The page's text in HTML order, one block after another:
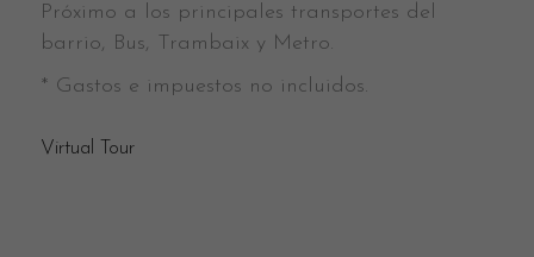
Próximo a los principales transportes del
barrio, Bus, Trambaix y Metro.
* Gastos e impuestos no incluidos.
Virtual Tour